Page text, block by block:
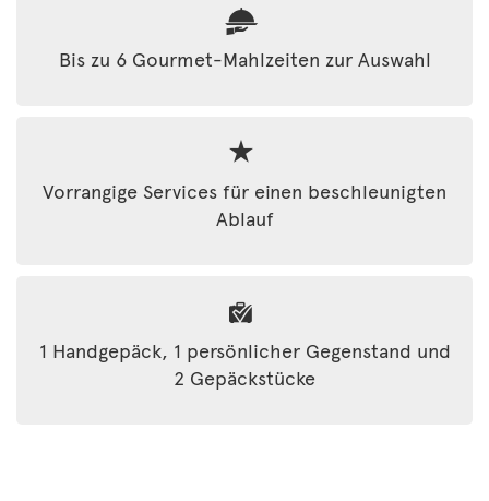
Bis zu 6 Gourmet-Mahlzeiten zur Auswahl
Vorrangige Services für einen beschleunigten
Ablauf
1 Handgepäck, 1 persönlicher Gegenstand und
2 Gepäckstücke